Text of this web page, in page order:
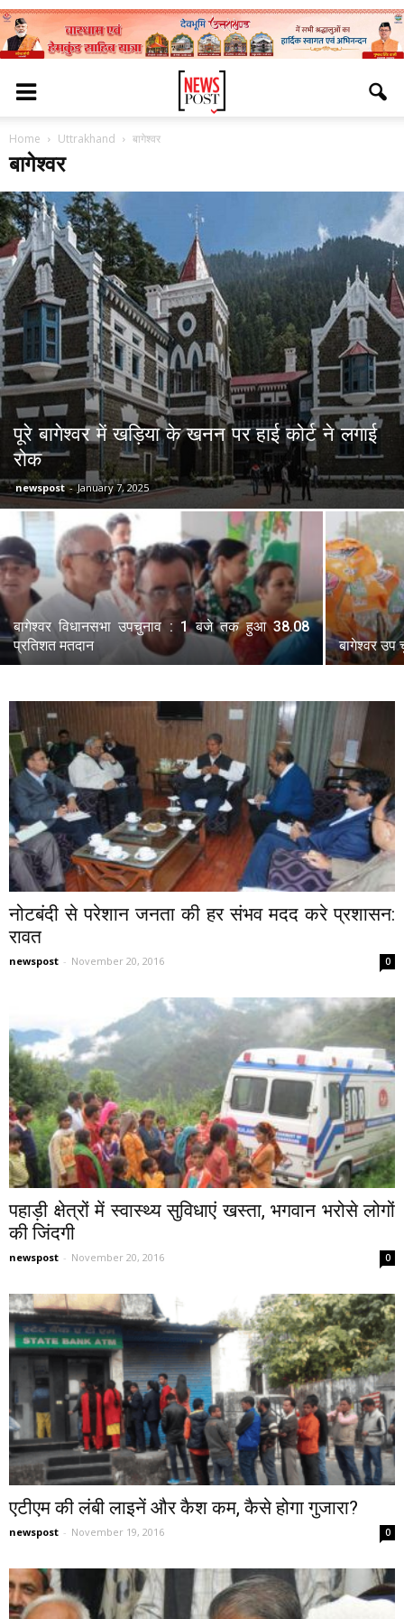
Home Uttrakhand बागेश्वर
बागेश्वर
पूरे बागेश्वर में खड़िया के खनन पर हाई कोर्ट ने लगाई
रोक
newspost - January 7, 2025
बागेश्वर विधानसभा उपचुनाव : 1 बजे तक हुआ 38.08
प्रतिशत मतदान
बागेश्वर उप
नोटबंदी से परेशान जनता की हर संभव मदद करे प्रशासन:
रावत
newspost - November 20, 2016 0
पहाड़ी क्षेत्रों में स्वास्थ्य सुविधाएं खस्ता, भगवान भरोसे लोगों
की जिंदगी
newspost - November 20, 2016 0
एटीएम की लंबी लाइनें और कैश कम, कैसे होगा गुजारा?
newspost - November 19, 2016 0